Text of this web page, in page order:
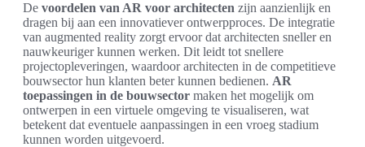
De voordelen van AR voor architecten zijn aanzienlijk en
dragen bij aan een innovatiever ontwerpproces. De integratie
van augmented reality zorgt ervoor dat architecten sneller en
nauwkeuriger kunnen werken. Dit leidt tot snellere
projectopleveringen, waardoor architecten in de competitieve
bouwsector hun klanten beter kunnen bedienen. AR
toepassingen in de bouwsector maken het mogelijk om
ontwerpen in een virtuele omgeving te visualiseren, wat
betekent dat eventuele aanpassingen in een vroeg stadium
kunnen worden uitgevoerd.